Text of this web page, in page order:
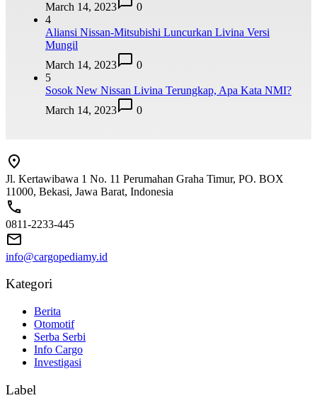
March 14, 2023
0
4
Aliansi Nissan-Mitsubishi Luncurkan Livina Versi
Mungil
March 14, 2023
0
5
Sosok New Nissan Livina Terungkap, Apa Kata NMI?
March 14, 2023
0
Jl. Kertawibawa 1 No. 11 Perumahan Graha Timur, PO. BOX
11000, Bekasi, Jawa Barat, Indonesia
0811-2233-445
info@cargopediamy.id
Kategori
Berita
Otomotif
Serba Serbi
Info Cargo
Investigasi
Label